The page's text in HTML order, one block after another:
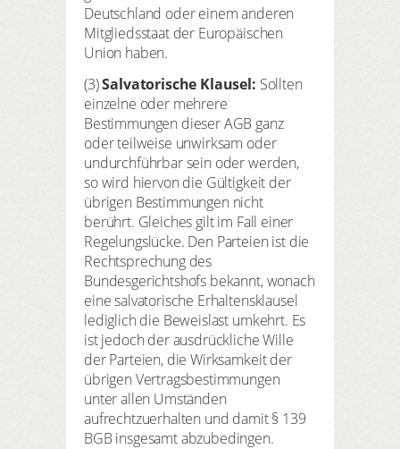
Deutschland oder einem anderen
Mitgliedsstaat der Europäischen
Union haben.
(3)Salvatorische Klausel: Sollten
einzelne oder mehrere
Bestimmungen dieser AGB ganz
oder teilweise unwirksam oder
undurchführbar sein oder werden,
so wird hiervon die Gültigkeit der
übrigen Bestimmungen nicht
berührt. Gleiches gilt im Fall einer
Regelungslücke. Den Parteien ist die
Rechtsprechung des
Bundesgerichtshofs bekannt, wonach
eine salvatorische Erhaltensklausel
lediglich die Beweislast umkehrt. Es
ist jedoch der ausdrückliche Wille
der Parteien, die Wirksamkeit der
übrigen Vertragsbestimmungen
unter allen Umständen
aufrechtzuerhalten und damit § 139
BGB insgesamt abzubedingen.